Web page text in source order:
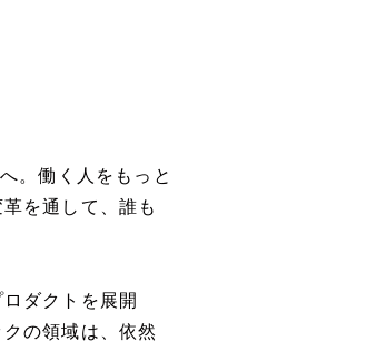
。働く人をもっと
を通して、誰も
ダクトを展開
の領域は、依然